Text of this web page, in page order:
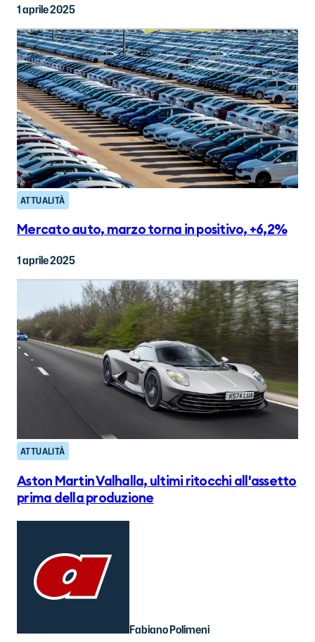
1 aprile 2025
ATTUALITÀ
Mercato auto, marzo torna in positivo, +6,2%
1 aprile 2025
ATTUALITÀ
Aston Martin Valhalla, ultimi ritocchi all'assetto
prima della produzione
Fabiano Polimeni